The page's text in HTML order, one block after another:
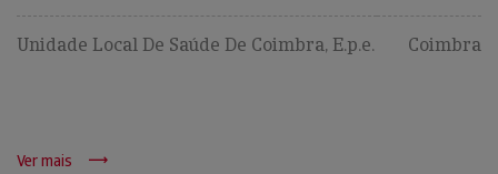
Unidade Local De Saúde De Coimbra, E.p.e. Coimbra
Ver mais